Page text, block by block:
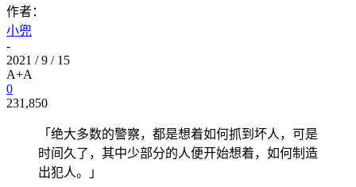
作者：
小兜
-
2021 / 9 / 15
A+A
0
231,850
「绝大多数的警察，都是想着如何抓到坏人，可是
时间久了，其中少部分的人便开始想着，如何制造
出犯人。」